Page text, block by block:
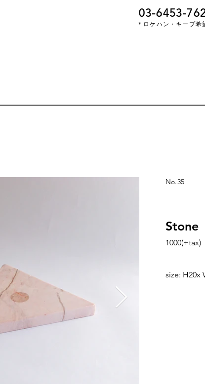
03-6453-
＊ロケハン・キープ
No.35
Stone
1000(+tax)
size: H20x